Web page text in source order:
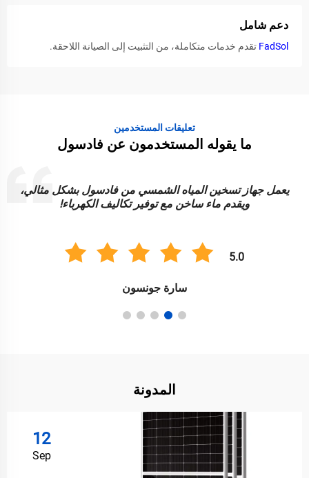
دعم شامل
FadSolتقدم خدمات متكاملة، من التثبيت إلى الصيانة اللاحقة.
تعليقات المستخدمين
ما يقوله المستخدمون عن فادسول
الشمسي من فادسول بشكل مثالي،
مع توفير تكاليف الكهرباء!
إن أضواء الطاقة
المدونة
12
Sep